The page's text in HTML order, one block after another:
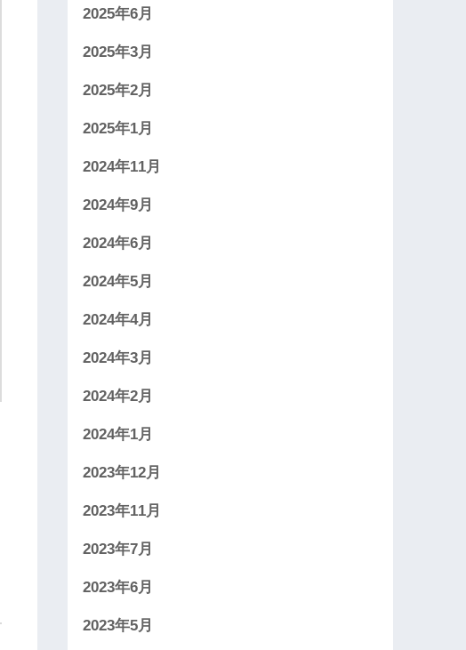
2025年6月
2025年3月
2025年2月
2025年1月
2024年11月
2024年9月
2024年6月
2024年5月
2024年4月
2024年3月
2024年2月
2024年1月
2023年12月
2023年11月
2023年7月
2023年6月
2023年5月